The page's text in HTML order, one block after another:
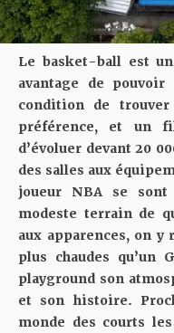
Le basket-ball est
avantage de
condition de
préférence, et un
d’évoluer devant 20
des salles aux
joueur NBA se
modeste terrain de
aux apparences, on y
plus chaudes qu’un
playground son
et son histoire.
monde des courts